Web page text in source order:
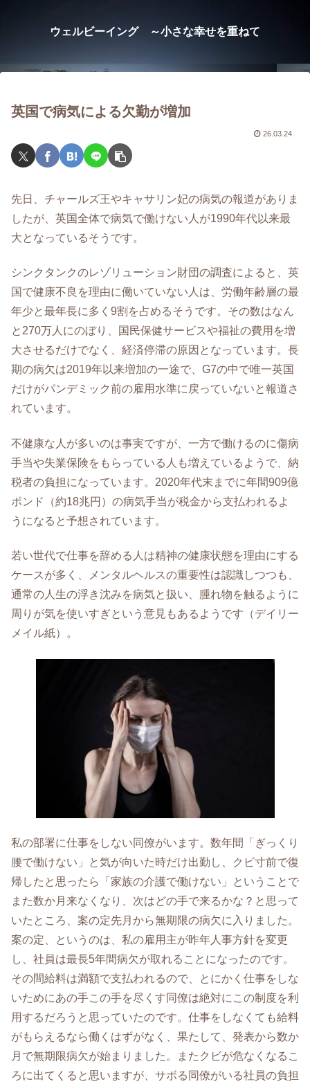
ウェルビーイング ～小さな幸せを重ねて
英国で病気による欠勤が増加
26.03.24
先日、チャールズ王やキャサリン妃の病気の報道がありま
したが、英国全体で病気で働けない人が1990年代以来最
大となっているそうです。
シンクタンクのレゾリューション財団の調査によると、英
国で健康不良を理由に働いていない人は、労働年齢層の最
年少と最年長に多く9割を占めるそうです。その数はなん
と270万人にのぼり、国民保健サービスや福祉の費用を増
大させるだけでなく、経済停滞の原因となっています。長
期の病欠は2019年以来増加の一途で、G7の中で唯一英国
だけがパンデミック前の雇用水準に戻っていないと報道さ
れています。
不健康な人が多いのは事実ですが、一方で働けるのに傷病
手当や失業保険をもらっている人も増えているようで、納
税者の負担になっています。2020年代末までに年間909億
ポンド（約18兆円）の病気手当が税金から支払われるよ
うになると予想されています。
若い世代で仕事を辞める人は精神の健康状態を理由にする
ケースが多く、メンタルヘルスの重要性は認識しつつも、
通常の人生の浮き沈みを病気と扱い、腫れ物を触るように
周りが気を使いすぎという意見もあるようです（デイリー
メイル紙）。
私の部署に仕事をしない同僚がいます。数年間「ぎっくり
腰で働けない」と気が向いた時だけ出勤し、クビ寸前で復
帰したと思ったら「家族の介護で働けない」ということで
また数か月来なくなり、次はどの手で来るかな？と思って
いたところ、案の定先月から無期限の病欠に入りました。
案の定、というのは、私の雇用主が昨年人事方針を変更
し、社員は最長5年間病欠が取れることになったのです。
その間給料は満額で支払われるので、とにかく仕事をしな
いためにあの手この手を尽くす同僚は絶対にこの制度を利
用するだろうと思っていたのです。仕事をしなくても給料
がもらえるなら働くはずがなく、果たして、発表から数か
月で無期限病欠が始まりました。またクビが危なくなるこ
ろに出てくると思いますが、サボる同僚がいる社員の負担